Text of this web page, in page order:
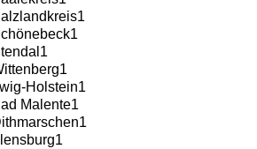
1
1
1
1
Holstein1
Malente1
1
1